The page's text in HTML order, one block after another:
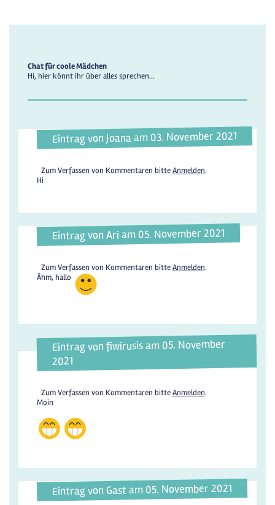
Chat für coole Mädchen
Hi, hier könnt ihr über alles sprechen...
Eintrag von Joana am 03. November 2021
Zum Verfassen von Kommentaren bitteAnmelden.
Hi
Eintrag von Ari am 05. November 2021
Zum Verfassen von Kommentaren bitteAnmelden.
Ähm, hallo
Eintrag von fiwirusis am 05. November
2021
Zum Verfassen von Kommentaren bitteAnmelden.
Moin
Eintrag von Gast am 05. November 2021